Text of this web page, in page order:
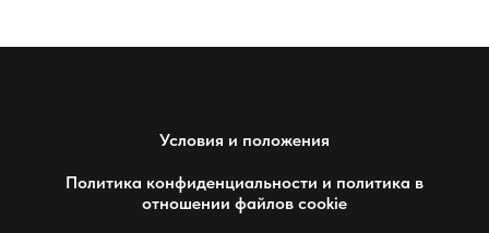
Условия и положения
Политика конфиденциальности и политика в
отношении файлов cookie